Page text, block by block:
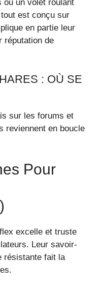
ou un volet roulant
est conçu sur
en partie leur
réputation de
: OÙ SE
sur les forums et
reviennent en boucle
Pour
excelle et truste
Leur savoir-
résistante fait la